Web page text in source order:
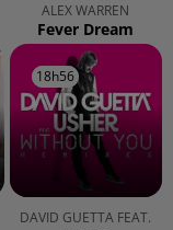
ALEX WARREN
Fever Dream
18h56
18h56
DAVID GUETTA FEAT.